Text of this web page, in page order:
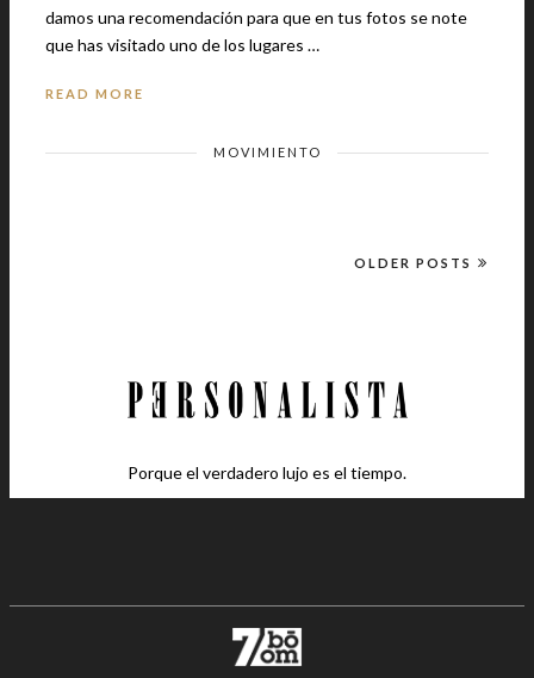
damos una recomendación para que en tus fotos se note
que has visitado uno de los lugares …
READ MORE
MOVIMIENTO
OLDER POSTS
Porque el verdadero lujo es el tiempo.